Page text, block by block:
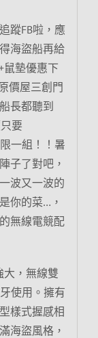
蹤FB啦，應
海盜船再給
鼠墊優惠下
價屋三創門
長都聽到
要
一組！！暑
子了對吧，
波又一波的
你的菜…，
無線電競配
大，無線雙
使用。擁有
樣式握感相
海盜風格，